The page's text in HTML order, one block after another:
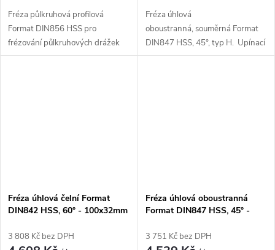
Fréza půlkruhová profilová
Format DIN856 HSS pro
frézování půlkruhových drážek
Fréza úhlová
oboustranná, souměrná Format
DIN847 HSS, 45°, typ H. Upínací
otvor s podélnou drážkou pro
Fréza úhlová čelní Format
DIN842 HSS, 60° - 100x32mm
3 808 Kč bez DPH
Fréza úhlová oboustranná
Format DIN847 HSS, 45° -
3 751 Kč bez DPH